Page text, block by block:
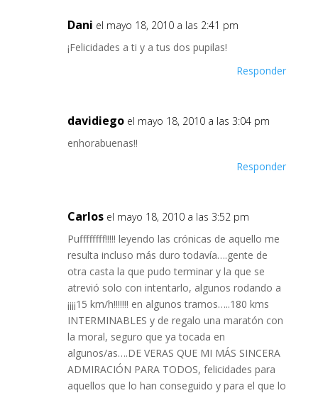
Dani el mayo 18, 2010 a las 2:41 pm
¡Felicidades a ti y a tus dos pupilas!
Responder
davidiego el mayo 18, 2010 a las 3:04 pm
enhorabuenas!!
Responder
Carlos el mayo 18, 2010 a las 3:52 pm
Puffffffff!!!!! leyendo las crónicas de aquello me
resulta incluso más duro todavía….gente de
otra casta la que pudo terminar y la que se
atrevió solo con intentarlo, algunos rodando a
¡¡¡¡15 km/h!!!!!!! en algunos tramos…..180 kms
INTERMINABLES y de regalo una maratón con
la moral, seguro que ya tocada en
algunos/as….DE VERAS QUE MI MÁS SINCERA
ADMIRACIÓN PARA TODOS, felicidades para
aquellos que lo han conseguido y para el que lo